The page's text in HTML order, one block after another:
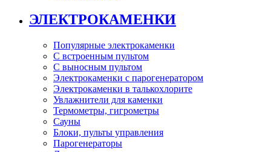
ЭЛЕКТРОКАМЕНКИ
Популярные электрокаменки
С встроенным пультом
С выносным пультом
Электрокаменки с парогенератором
Электрокаменки в талькохлорите
Увлажнители для каменки
Термометры, гигрометры
Сауны
Блоки, пульты управления
Парогенераторы